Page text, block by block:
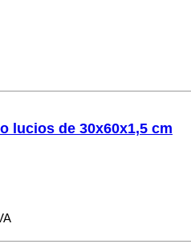
lucios de 30x60x1,5 cm